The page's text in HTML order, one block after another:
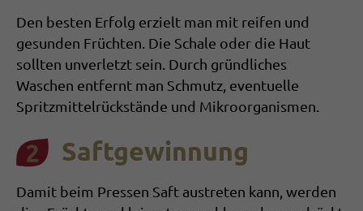
Den besten Erfolg erzielt man mit reifen und
gesunden Früchten. Die Schale oder die Haut
sollten unverletzt sein. Durch gründliches
Waschen entfernt man Schmutz, eventuelle
Spritzmittelrückstände und Mikroorganismen.
Saftgewinnung
Damit beim Pressen Saft austreten kann, werden